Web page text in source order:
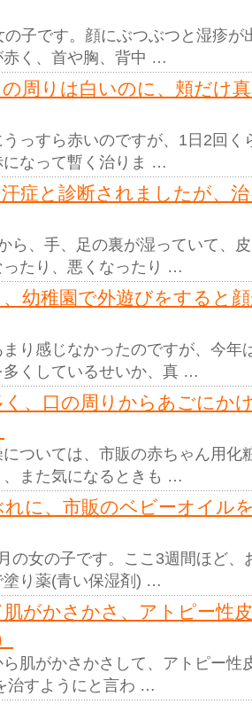
の子です。顔にぶつぶつと湿疹が
赤く、首や胸、背中 …
周りは白いのに、頬だけ
っすら赤いのですが、1日2回く
になって暫く治りま …
症と診断されましたが、
ら、手、足の裏が湿っていて、
ったり、悪くなったり …
幼稚園で外遊びをすると
り感じなかったのですが、今年
多くしているせいか、真 …
く、口の周りからあごにか
ついては、市販の赤ちゃん用化
、また気になるときも …
に、市販のベビーオイル
の女の子です。ここ3週間ほど、
塗り薬(青い保湿剤) …
がかさかさ、アトピー性
肌がかさかさして、アトピー性
治すようにと言わ …